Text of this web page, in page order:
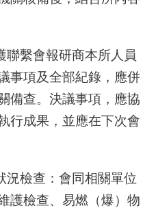
聯繫會報研商本所人員
事項及全部紀錄，應併
備查。決議事項，應協
行成果，並應在下次會
況檢查：會同相關單位
護檢查、易燃（爆）物